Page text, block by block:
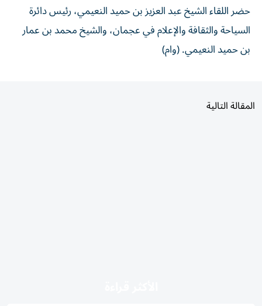
حضر اللقاء الشيخ عبد العزيز بن حميد النعيمي، رئيس دائرة
السياحة والثقافة والإعلام في عجمان، والشيخ محمد بن عمار
بن حميد النعيمي. (وام)
المقالة التالية